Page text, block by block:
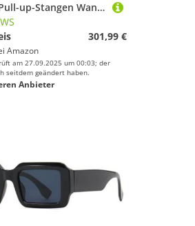
CWZZWS Pull-up-Stangen Wandhorizontalstange, Wand montierter Klimmzog
301,99 €
Amazon
am 27.09.2025 um 00:03; der
seitdem geändert haben.
Anbieter